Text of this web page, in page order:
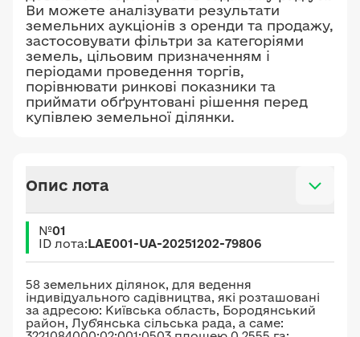
площею 0,1060 га;
3221084000:02:001:0416
площею 0,1052 га;
3221084000:02:001:0420
площею 0,2853 га.
Ви можете аналізувати результати
земельних аукціонів з оренди та продажу,
застосовувати фільтри за категоріями
земель, цільовим призначенням і
періодами проведення торгів,
порівнювати ринкові показники та
приймати обґрунтовані рішення перед
купівлею земельної ділянки.
Опис лота
№01
ID лота:LAE001-UA-20251202-79806
58 земельних ділянок, для ведення
індивідуального садівництва, які розташовані
за адресою: Київська область, Бородянський
район, Луб'янська сільська рада, а саме: